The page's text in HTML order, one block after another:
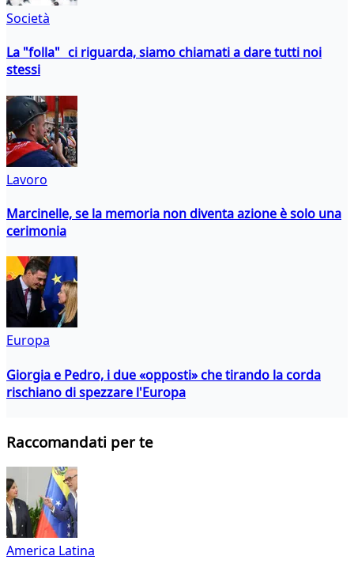
Società
La "folla" ci riguarda, siamo chiamati a dare tutti noi
stessi
Lavoro
Marcinelle, se la memoria non diventa azione è solo una
cerimonia
Europa
Giorgia e Pedro, i due «opposti» che tirando la corda
rischiano di spezzare l'Europa
Raccomandati per te
America Latina